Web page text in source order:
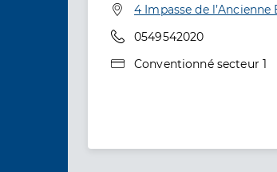
Adresse
4 Impasse de
Téléphone
0549542020
Type de convention
Conventionné secteur 1